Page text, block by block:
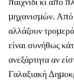
μηχανισμών. Από
αλλάζουν
είναι συνήθως
ανεξάρτητα αν
Γαλαξιακή